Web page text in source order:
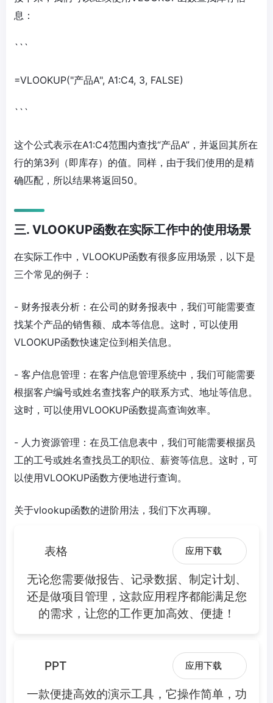
息：
```
=VLOOKUP("产品A", A1:C4, 3, FALSE)
```
这个公式表示在A1:C4范围内查找“产品A”，并返回其所在
行的第3列（即库存）的值。同样，由于我们使用的是精
确匹配，所以结果将返回50。
三. VLOOKUP函数在实际工作中的使用场景
在实际工作中，VLOOKUP函数有很多应用场景，以下是
三个常见的例子：
- 财务报表分析：在公司的财务报表中，我们可能需要查
找某个产品的销售额、成本等信息。这时，可以使用
VLOOKUP函数快速定位到相关信息。
- 客户信息管理：在客户信息管理系统中，我们可能需要
根据客户编号或姓名查找客户的联系方式、地址等信息。
这时，可以使用VLOOKUP函数提高查询效率。
- 人力资源管理：在员工信息表中，我们可能需要根据员
工的工号或姓名查找员工的职位、薪资等信息。这时，可
以使用VLOOKUP函数方便地进行查询。
关于vlookup函数的进阶用法，我们下次再聊。
表格 应用下载
无论您需要做报告、记录数据、制定计划、
还是做项目管理，这款应用程序都能满足您
的需求，让您的工作更加高效、便捷！
PPT 应用下载
一款便捷高效的演示工具，它操作简单，功